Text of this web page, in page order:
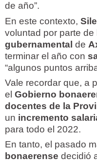
de año”.
En este contexto,
voluntad por parte de
gubernamental de
terminar el año con
“algunos puntos
Vale recordar que, a
el Gobierno
docentes de la
un incremento
para todo el 2022.
En tanto, el pasado
bonaerense decidió